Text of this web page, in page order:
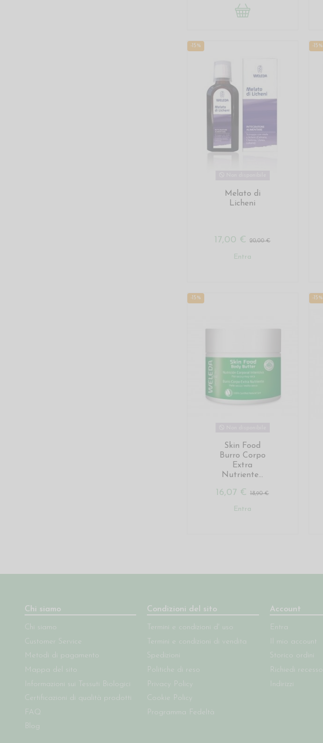
-15%
Melato di
Licheni
17,00 €20,00 €
Entra
-15%
-15%
Skin Food
Burro Corpo
Extra
Nutriente...
16,07 €18,90 €
Entra
-15%
Chi siamo
Chi siamo
Customer Service
Metodi di pagamento
Mappa del sito
Informazioni sui Tessuti Biologici
Certificazioni di qualità prodotti
FAQ
Blog
Condizioni del sito
Termini e condizioni d' uso
Termini e condizioni di vendita
Spedizioni
Politiche di reso
Privacy Policy
Cookie Policy
Programma Fedeltà
Account
Entra
Il mio account
Storico ordini
Richiedi recesso
Indirizzi